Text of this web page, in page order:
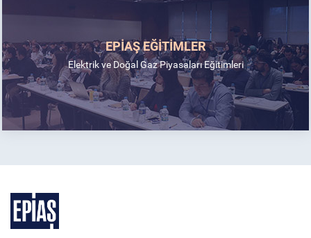
EPİAŞ EĞİTİMLER
Elektrik ve Doğal Gaz Piyasaları Eğitimleri